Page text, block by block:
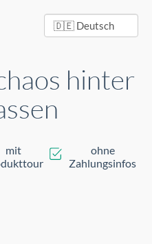
hinter
mit
ohne
Zahlungsinfos